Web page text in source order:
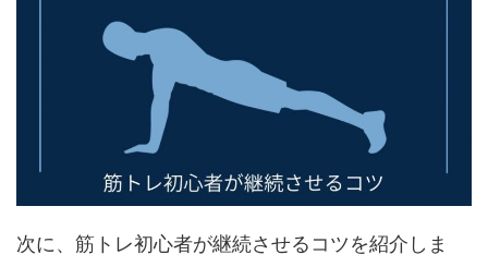
次に、筋トレ初心者が継続させるコツを紹介しま